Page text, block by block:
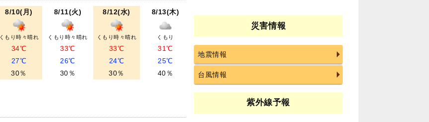
8/10(月)
くもり時々晴れ
34℃
27℃
30％
8/11(火)
くもり時々晴れ
33℃
26℃
30％
8/12(水)
くもり時々晴れ
33℃
24℃
30％
8/13(木)
くもり
31℃
25℃
40％
災害情報
地震情報
台風情報
紫外線予報